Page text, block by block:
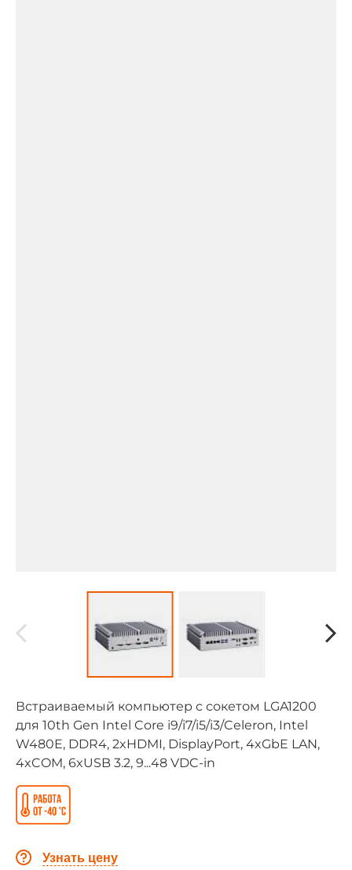
Встраиваемый компьютер c сокетом LGA1200
для 10th Gen Intel Core i9/i7/i5/i3/Celeron, Intel
W480E, DDR4, 2xHDMI, DisplayPort, 4xGbE LAN,
4xCOM, 6xUSB 3.2, 9...48 VDC-in
Узнать цену